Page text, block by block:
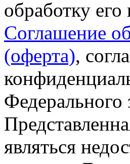
обработку
Соглашение
(оферта),
являться